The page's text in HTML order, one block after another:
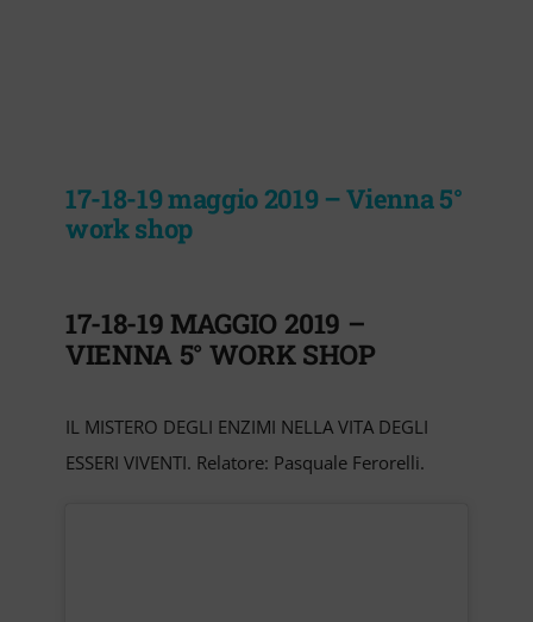
17-18-19 maggio 2019 – Vienna 5°
work shop
17-18-19 MAGGIO 2019 –
VIENNA 5° WORK SHOP
IL MISTERO DEGLI ENZIMI NELLA VITA DEGLI
ESSERI VIVENTI. Relatore: Pasquale Ferorelli.